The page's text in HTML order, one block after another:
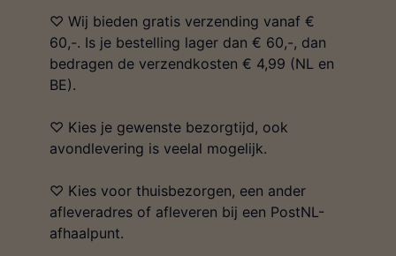
♡ Wij bieden gratis verzending vanaf €
60,-. Is je bestelling lager dan € 60,-, dan
bedragen de verzendkosten € 4,99 (NL en
BE).
♡ Kies je gewenste bezorgtijd, ook
avondlevering is veelal mogelijk.
♡ Kies voor thuisbezorgen, een ander
afleveradres of afleveren bij een PostNL-
afhaalpunt.